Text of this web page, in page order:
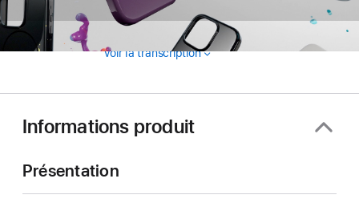
Voir la transcription
Informations produit
Présentation